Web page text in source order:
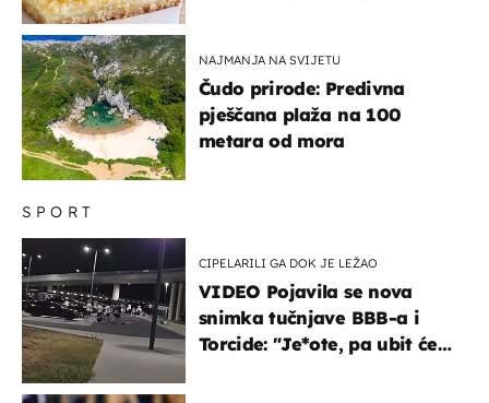
SPORT
CIPELARILI GA DOK JE LEŽAO
VIDEO Pojavila se nova
snimka tučnjave BBB-a i
Torcide: "Je*ote, pa ubit će
NAJMANJA NA SVIJETU
Čudo prirode: Predivna
pješčana plaža na 100
metara od mora